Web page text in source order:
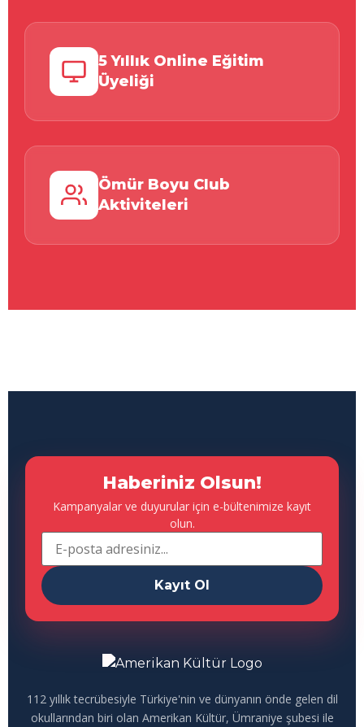
5 Yıllık Online Eğitim
Üyeliği
Ömür Boyu Club
Aktiviteleri
Haberiniz Olsun!
Kampanyalar ve duyurular için e-bültenimize kayıt
olun.
Kayıt Ol
112 yıllık tecrübesiyle Türkiye'nin ve dünyanın önde gelen dil
okullarından biri olan Amerikan Kültür, Ümraniye şubesi ile